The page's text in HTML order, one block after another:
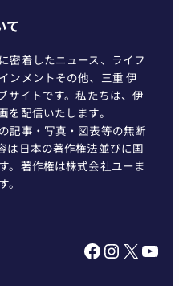
て
密着したニュース、ライフ
ンメントその他、三重 伊
サイトです。私たちは、伊
配信いたします。
記事・写真・図表等の無断
は日本の著作権法並びに国
。著作権は株式会社ユーま
Facebook InstagramX YouTube